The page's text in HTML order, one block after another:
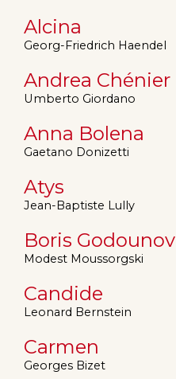
Alcina
Georg-Friedrich Haendel
Andrea Chénier
Umberto Giordano
Anna Bolena
Gaetano Donizetti
Atys
Jean-Baptiste Lully
Boris Godounov
Modest Moussorgski
Candide
Leonard Bernstein
Carmen
Georges Bizet